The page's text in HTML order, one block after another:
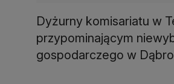
Dyżurny komisariatu w
przypominającym
gospodarczego w